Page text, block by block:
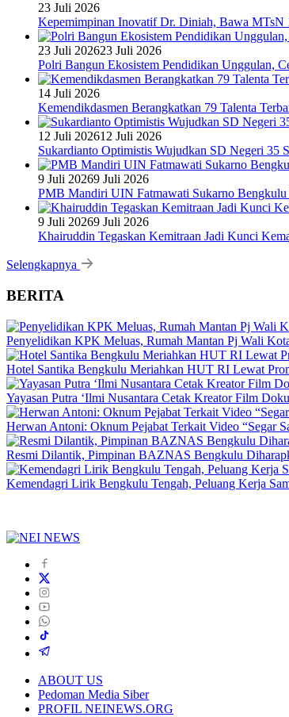
23 Juli 2026
Kepemimpinan Inovatif Dr. Diniah, Bawa MTsN
23 Juli 202623 Juli 2026
Polri Bangun Ekosistem Pendidikan Unggulan,
14 Juli 2026
Kemendikdasmen Berangkatkan 79 Talenta
12 Juli 202612 Juli 2026
Sukardianto Optimistis Wujudkan SD Negeri 35
9 Juli 20269 Juli 2026
PMB Mandiri UIN Fatmawati Sukarno
9 Juli 20269 Juli 2026
Khairuddin Tegaskan Kemitraan Jadi Kunci
Selengkapnya
BERITA
Penyelidikan KPK Meluas, Rumah Mantan Pj Wali
Hotel Santika Bengkulu Meriahkan HUT RI Lewat
Yayasan Putra ‘Ilmi Nusantara Cetak Kreator Film
Herwan Antoni: Oknum Pejabat Terkait Video “Segar
Resmi Dilantik, Pimpinan BAZNAS Bengkulu
Kemendagri Lirik Bengkulu Tengah, Peluang Kerja
ABOUT US
Pedoman Media Siber
PROFIL NEINEWS.ORG